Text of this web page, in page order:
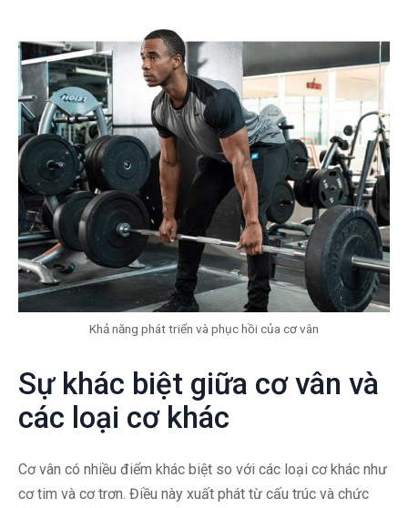
Khả năng phát triển và phục hồi của cơ vân
Sự khác biệt giữa cơ vân và
các loại cơ khác
Cơ vân có nhiều điểm khác biệt so với các loại cơ khác như
cơ tim và cơ trơn. Điều này xuất phát từ cấu trúc và chức